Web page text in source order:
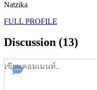
Natzika
FULL PROFILE
Discussion (13)